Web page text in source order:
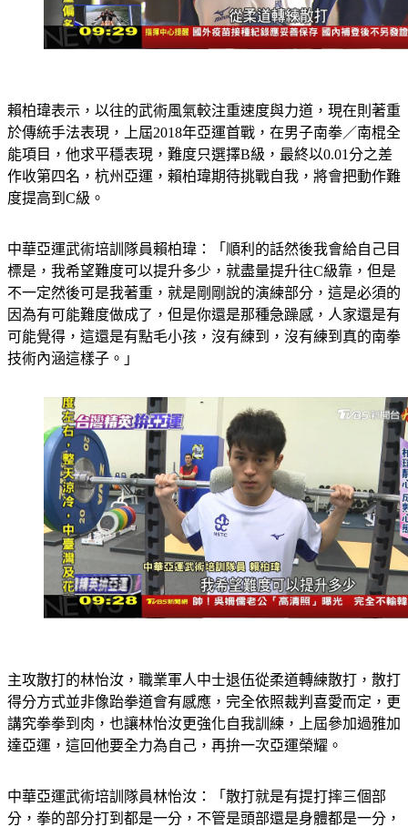
賴柏瑋表示，以往的武術風氣較注重速度與力道，現在則著重
於傳統手法表現，上屆2018年亞運首戰，在男子南拳／南棍全
能項目，他求平穩表現，難度只選擇B級，最終以0.01分之差
作收第四名，杭州亞運，賴柏瑋期待挑戰自我，將會把動作難
度提高到C級。
中華亞運武術培訓隊員賴柏瑋：「順利的話然後我會給自己目
標是，我希望難度可以提升多少，就盡量提升往C級靠，但是
不一定然後可是我著重，就是剛剛說的演練部分，這是必須的
因為有可能難度做成了，但是你還是那種急躁感，人家還是有
可能覺得，這還是有點毛小孩，沒有練到，沒有練到真的南拳
技術內涵這樣子。」
主攻散打的林怡汝，職業軍人中士退伍從柔道轉練散打，散打
得分方式並非像跆拳道會有感應，完全依照裁判喜愛而定，更
講究拳拳到肉，也讓林怡汝更強化自我訓練，上屆參加過雅加
達亞運，這回他要全力為自己，再拚一次亞運榮耀。
中華亞運武術培訓隊員林怡汝：「散打就是有提打摔三個部
分，拳的部分打到都是一分，不管是頭部還是身體都是一分，